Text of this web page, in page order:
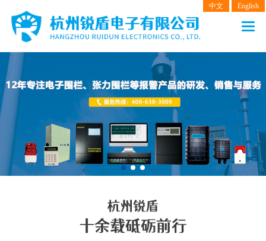
中文 English
产品中心
电子围栏
张力围栏
振动光纤
解决方案
新闻动态